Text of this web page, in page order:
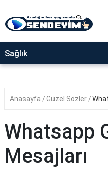
SAĞLIK
NEDİR
YEMEK
RÜYA
GEZİLECEK
Sağlık
Anasayfa Güzel Sözler
Whatsapp
Mesajları